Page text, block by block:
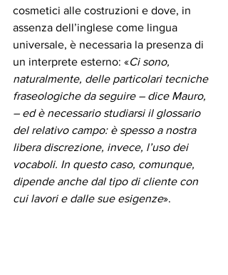
cosmetici alle costruzioni e dove, in
assenza dell’inglese come lingua
universale, è necessaria la presenza di
un interprete esterno: «Ci sono,
naturalmente, delle particolari tecniche
fraseologiche da seguire – dice Mauro,
– ed è necessario studiarsi il glossario
del relativo campo: è spesso a nostra
libera discrezione, invece, l’uso dei
vocaboli. In questo caso, comunque,
dipende anche dal tipo di cliente con
cui lavori e dalle sue esigenze».